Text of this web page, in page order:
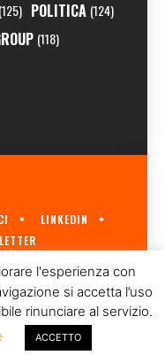
(125) POLITICA (124)
(118)
LINKEDIN
UNGHERESE
l'esperienza con
si accetta l’uso
rinunciare al servizio.
ACCETTO